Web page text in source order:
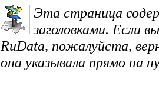
Эта страница
заголовками. Если
RuData, пожалуйста,
она указывала прямо на